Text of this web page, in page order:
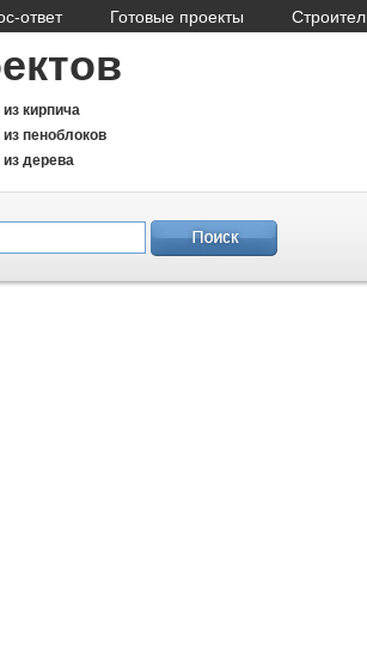
ответ Готовые проекты
кирпича
пеноблоков
дерева